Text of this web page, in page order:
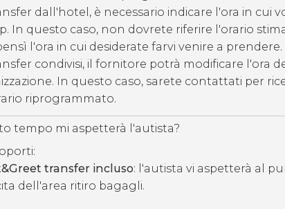
dall'hotel, è necessario indicare l'ora in cui
In questo caso, non dovrete riferire l'orario
l'ora in cui desiderate farvi venire a prendere.
condivisi, il fornitore potrà modificare l'ora
In questo caso, sarete contattati per
riprogrammato.
tempo mi aspetterà l'autista?
transfer incluso: l'autista vi aspetterà al
dell'area ritiro bagagli.